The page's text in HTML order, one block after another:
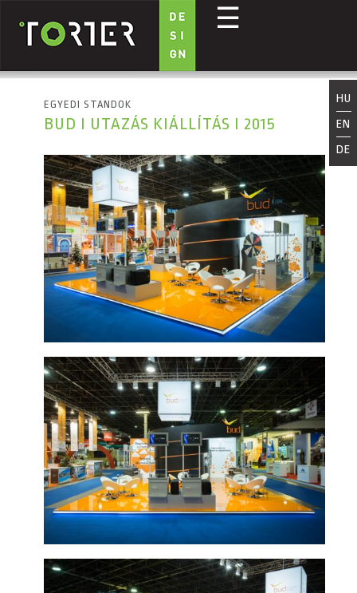
Ugrás a tartalomra
☰
HU
EN
DE
EGYEDI STANDOK
BUD I UTAZÁS KIÁLLÍTÁS I 2015